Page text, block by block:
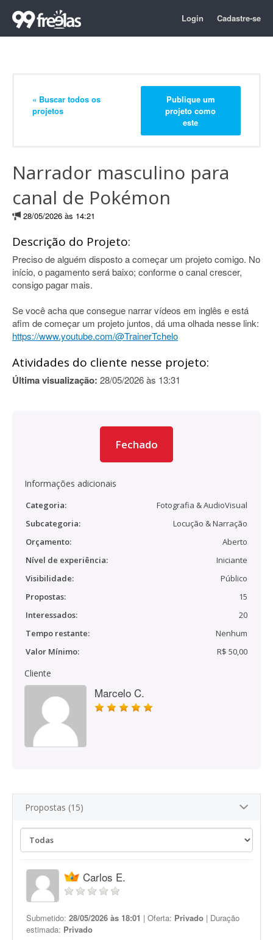
Login Cadastre-se
« Buscar todos os
projetos
Publique um
projeto como
este
Narrador masculino para
canal de Pokémon
28/05/2026 às 14:21
Descrição do Projeto:
Preciso de alguém disposto a começar um projeto comigo. No
início, o pagamento será baixo; conforme o canal crescer,
consigo pagar mais.
Se você acha que consegue narrar vídeos em inglês e está
afim de começar um projeto juntos, dá uma olhada nesse link:
https://www.youtube.com/@TrainerTchelo
Atividades do cliente nesse projeto:
Última visualização: 28/05/2026 às 13:31
Fechado
Informações adicionais
Categoria:
Fotografia & AudioVisual
Subcategoria:
Locução & Narração
Orçamento:
Aberto
Nível de experiência:
Iniciante
Visibilidade:
Público
Propostas:
15
Interessados:
20
Tempo restante:
Nenhum
Valor Mínimo:
R$ 50,00
Cliente
Marcelo C.
Propostas (15)
Carlos E.
Submetido: 28/05/2026 às 18:01 | Oferta: Privado | Duração
estimada: Privado